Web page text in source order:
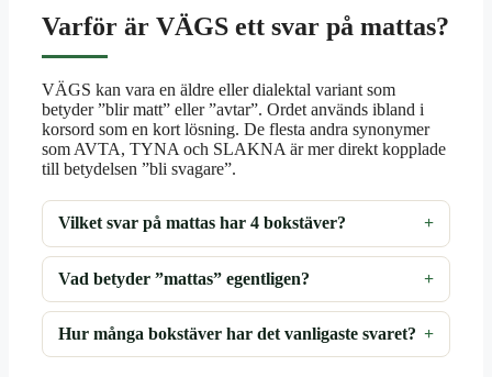
Varför är VÄGS ett svar på mattas?
VÄGS kan vara en äldre eller dialektal variant som
betyder ”blir matt” eller ”avtar”. Ordet används ibland i
korsord som en kort lösning. De flesta andra synonymer
som AVTA, TYNA och SLAKNA är mer direkt kopplade
till betydelsen ”bli svagare”.
Vilket svar på mattas har 4 bokstäver?
Vad betyder ”mattas” egentligen?
Hur många bokstäver har det vanligaste svaret?